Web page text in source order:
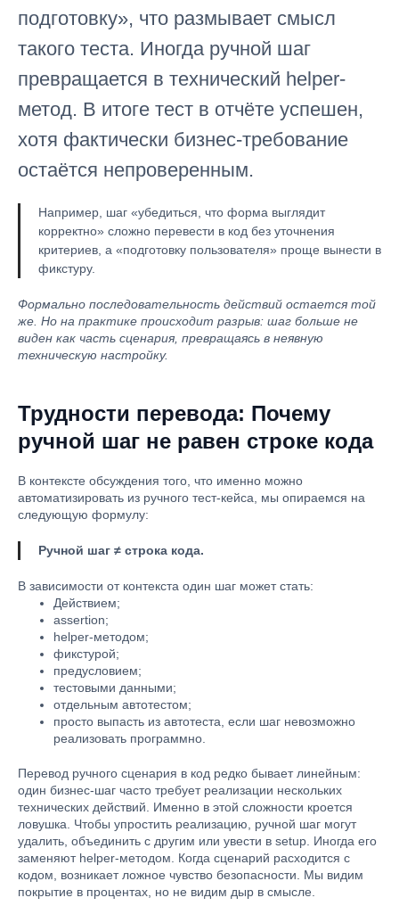
подготовку», что размывает смысл
такого теста. Иногда ручной шаг
превращается в технический helper-
метод. В итоге тест в отчёте успешен,
хотя фактически бизнес-требование
остаётся непроверенным.
Например, шаг «убедиться, что форма выглядит
корректно» сложно перевести в код без уточнения
критериев, а «подготовку пользователя» проще вынести в
фикстуру.
Формально последовательность действий остается той
же. Но на практике происходит разрыв: шаг больше не
виден как часть сценария, превращаясь в неявную
техническую настройку.
Трудности перевода: Почему
ручной шаг не равен строке кода
В контексте обсуждения того, что именно можно
автоматизировать из ручного тест-кейса, мы опираемся на
следующую формулу:
Ручной шаг ≠ строка кода.
В зависимости от контекста один шаг может стать:
Действием;
assertion;
helper-методом;
фикстурой;
предусловием;
тестовыми данными;
отдельным автотестом;
просто выпасть из автотеста, если шаг невозможно
реализовать программно.
Перевод ручного сценария в код редко бывает линейным:
один бизнес-шаг часто требует реализации нескольких
технических действий. Именно в этой сложности кроется
ловушка. Чтобы упростить реализацию, ручной шаг могут
удалить, объединить с другим или увести в setup. Иногда его
заменяют helper-методом. Когда сценарий расходится с
кодом, возникает ложное чувство безопасности. Мы видим
покрытие в процентах, но не видим дыр в смысле.